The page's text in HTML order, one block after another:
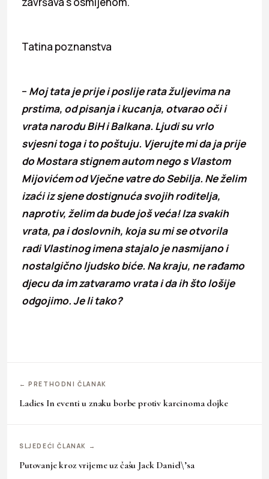
Tatina poznanstva
– Moj tata je prije i poslije rata žuljevima na
prstima, od pisanja i kucanja, otvarao oči i
vrata narodu BiH i Balkana. Ljudi su vrlo
svjesni toga i to poštuju. Vjerujte mi da ja prije
do Mostara stignem autom nego s Vlastom
Mijovićem od Vječne vatre do Sebilja. Ne želim
izaći iz sjene dostignuća svojih roditelja,
naprotiv, želim da bude još veća! Iza svakih
vrata, pa i doslovnih, koja su mi se otvorila
radi Vlastinog imena stajalo je nasmijano i
nostalgično ljudsko biće. Na kraju, ne rađamo
djecu da im zatvaramo vrata i da ih što lošije
odgojimo. Je li tako?
← PRETHODNI ČLANAK
Ladies In eventi u znaku borbe protiv karcinoma dojke
SLJEDEĆI ČLANAK →
Putovanje kroz vrijeme uz čašu Jack Daniel\’sa